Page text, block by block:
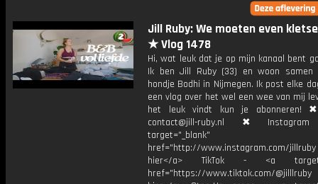
Jill Ruby: We moeten even
★ Vlog 1478
Hi, wat leuk dat je op mijn kanaal bent
Ik ben Jill Ruby (33) en woon
hondje Bodhi in Nijmegen. Ik post elke
een vlog over het wel een wee van mij
het leuk vindt kun je abonneren!
contact@jill-ruby.nl ✖
target="_blank"
href="http://www.instagram.com/
hier</a> TikTok - <a
href="https://www.tiktok.com/